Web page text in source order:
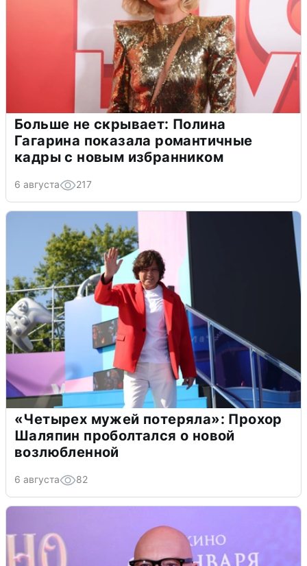
Больше не скрывает: Полина
Гагарина показала романтичные
кадры с новым избранником
6 августа 217
«Четырех мужей потеряла»: Прохор
Шаляпин проболтался о новой
возлюбленной
6 августа 82